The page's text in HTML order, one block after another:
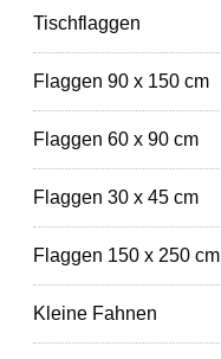
Tischflaggen
Flaggen 90 x 150 cm
Flaggen 60 x 90 cm
Flaggen 30 x 45 cm
Flaggen 150 x 250 cm
Kleine Fahnen